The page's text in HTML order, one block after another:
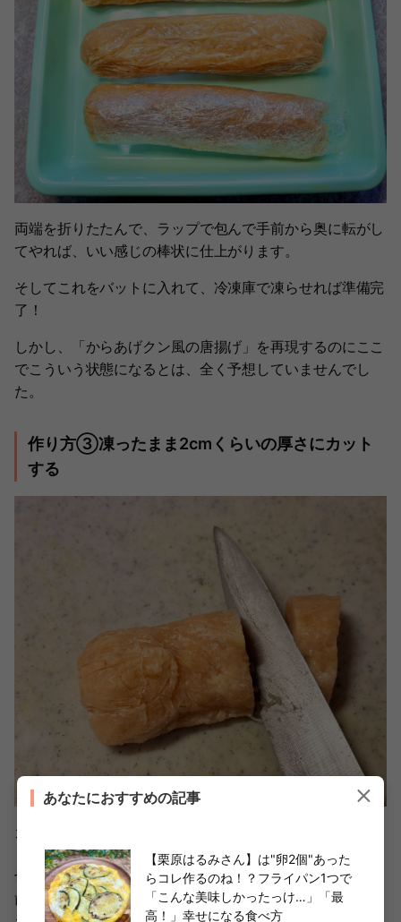
両端を折りたたんで、ラップで包んで手前から奥に転がし
てやれば、いい感じの棒状に仕上がります。
そしてこれをバットに入れて、冷凍庫で凍らせれば準備完
了！
しかし、「からあげクン風の唐揚げ」を再現するのにここ
でこういう状態になるとは、全く予想していませんでし
た。
作り方③凍ったまま2cmくらいの厚さにカット
する
カットするんですが……ガチガチに凍ったままカットしよ
うとすると、とんでもなくかたいです。
切ること自体はできましたが、結局家庭用の三徳包丁では
歯が立たず、出刃包丁を使いました（写真は解凍してから
あなたにおすすめの記事
【栗原はるみさん】は"卵2個"あった
らコレ作るのね！？フライパン1つで
「こんな美味しかったっけ…」「最
高！」幸せになる食べ方